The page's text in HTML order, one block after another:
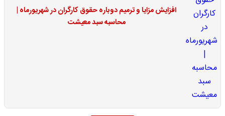
افزایش مزایا و ترمیم دوباره حقوق کارگران در شهریورماه |
محاسبه سبد معیشت